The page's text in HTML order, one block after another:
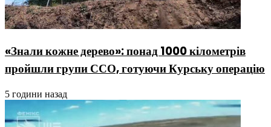
«Знали кожне дерево»: понад 1000 кілометрів
пройшли групи ССО, готуючи Курську операцію
5 години назад